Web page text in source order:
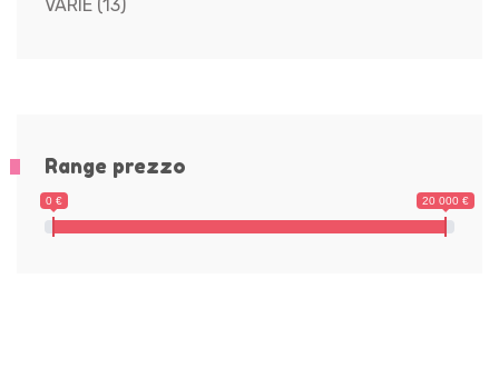
VARIE (13)
Range prezzo
0 € 20 000 €